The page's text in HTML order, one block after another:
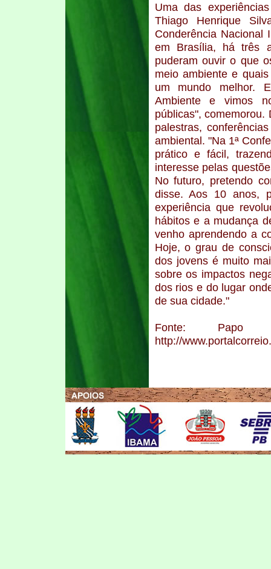
Uma das
Thiago Henrique
Conderência Nacional
em Brasília, há três
puderam ouvir o que
meio ambiente e
um mundo melhor.
Ambiente e vimos
públicas",
palestras,
ambiental. "Na 1ª
prático e fácil,
interesse pelas
No futuro, pretendo
disse. Aos 10 anos,
experiência que
hábitos e a mudança
venho aprendendo a
Hoje, o grau de
dos jovens é muito
sobre os impactos
dos rios e do lugar
de sua cidade."
Fonte:
http://